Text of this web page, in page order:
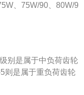
磨料磨损，引起齿面
膜破裂，出现磨损等
、75W/90、80W/9
的相关信息如下：1、
稳性受到重视。2、
些凸起部分呈辐射状
转。
别是属于中负荷齿轮
则是属于重负荷齿轮
、介绍二：而GL-5级